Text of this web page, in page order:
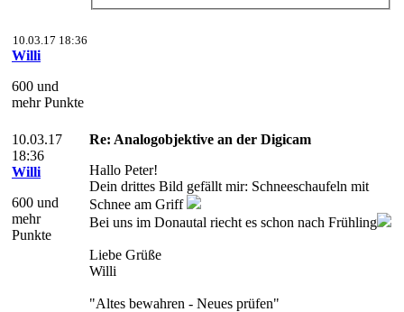
10.03.17 18:36
Willi
600 und
mehr Punkte
10.03.17
18:36
Willi
600 und
mehr
Punkte
Re: Analogobjektive an der Digicam
Hallo Peter!
Dein drittes Bild gefällt mir: Schneeschaufeln mit
Schnee am Griff
Bei uns im Donautal riecht es schon nach Frühling
Liebe Grüße
Willi
"Altes bewahren - Neues prüfen"